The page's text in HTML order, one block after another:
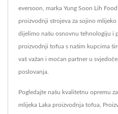
eversoon, marka Yung Soon Lih
proizvodnji strojeva za sojino
dijelimo našu osnovnu tehnologiju i
proizvodnji tofua s našim kupcima
vaš važan i moćan partner u
poslovanja.
Pogledajte našu kvalitetnu opremu
mlijeka Laka proizvodnja tofua,